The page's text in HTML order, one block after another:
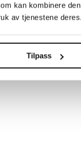
kan kombinere
av tjenestene deres.
Tilpass